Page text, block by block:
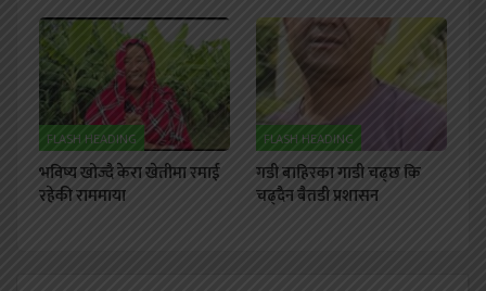
FLASH HEADING
भविष्य खोज्दै केरा खेतीमा रमाई
रहेकी राममाया
FLASH HEADING
गडी बाहिरका गाडी चढ्छ कि
चढ्दैन बैतडी प्रशासन